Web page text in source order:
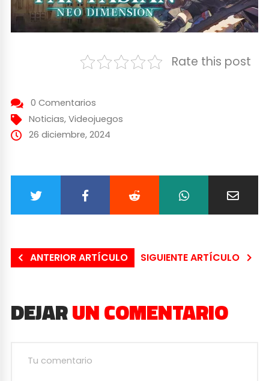
Rate this post
0 Comentarios
Noticias, Videojuegos
26 diciembre, 2024
ANTERIOR ARTÍCULO SIGUIENTE ARTÍCULO
DEJARUN COMENTARIO